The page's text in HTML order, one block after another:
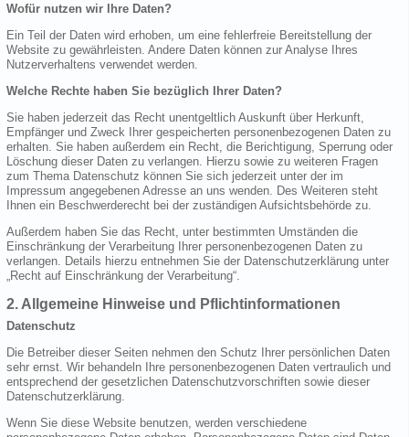
Wofür nutzen wir Ihre Daten?
Ein Teil der Daten wird erhoben, um eine fehlerfreie Bereitstellung der
Website zu gewährleisten. Andere Daten können zur Analyse Ihres
Nutzerverhaltens verwendet werden.
Welche Rechte haben Sie bezüglich Ihrer Daten?
Sie haben jederzeit das Recht unentgeltlich Auskunft über Herkunft,
Empfänger und Zweck Ihrer gespeicherten personenbezogenen Daten zu
erhalten. Sie haben außerdem ein Recht, die Berichtigung, Sperrung oder
Löschung dieser Daten zu verlangen. Hierzu sowie zu weiteren Fragen
zum Thema Datenschutz können Sie sich jederzeit unter der im
Impressum angegebenen Adresse an uns wenden. Des Weiteren steht
Ihnen ein Beschwerderecht bei der zuständigen Aufsichtsbehörde zu.
Außerdem haben Sie das Recht, unter bestimmten Umständen die
Einschränkung der Verarbeitung Ihrer personenbezogenen Daten zu
verlangen. Details hierzu entnehmen Sie der Datenschutzerklärung unter
„Recht auf Einschränkung der Verarbeitung“.
2. Allgemeine Hinweise und Pflichtinformationen
Datenschutz
Die Betreiber dieser Seiten nehmen den Schutz Ihrer persönlichen Daten
sehr ernst. Wir behandeln Ihre personenbezogenen Daten vertraulich und
entsprechend der gesetzlichen Datenschutzvorschriften sowie dieser
Datenschutzerklärung.
Wenn Sie diese Website benutzen, werden verschiedene